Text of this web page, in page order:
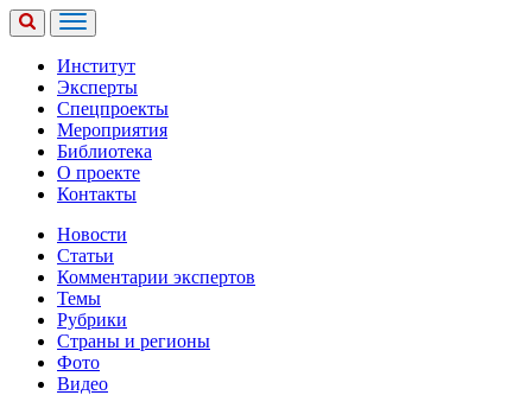
Институт
Эксперты
Спецпроекты
Мероприятия
Библиотека
О проекте
Контакты
Новости
Статьи
Комментарии экспертов
Темы
Рубрики
Страны и регионы
Фото
Видео